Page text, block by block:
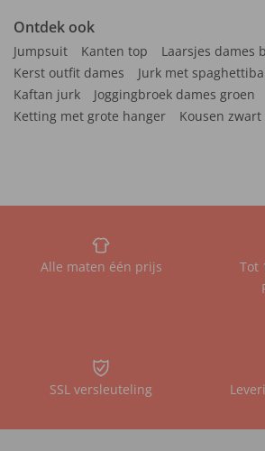
Ontdek ook
Jumpsuit Kanten top Laarsjes dames
Kerst outfit dames
Jurk met
Kaftan jurk
Joggingbroek dames groen
Ketting met grote hanger
Kousen zwart
Alle maten één prijs
Tot
SSL versleuteling